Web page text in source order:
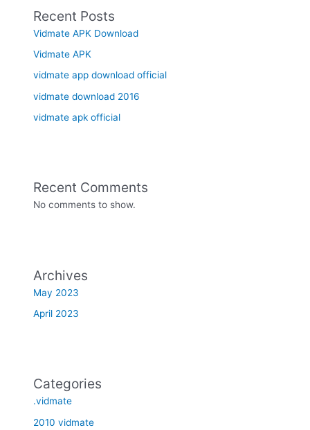
Recent Posts
Vidmate APK Download
Vidmate APK
vidmate app download official
vidmate download 2016
vidmate apk official
Recent Comments
No comments to show.
Archives
May 2023
April 2023
Categories
.vidmate
2010 vidmate